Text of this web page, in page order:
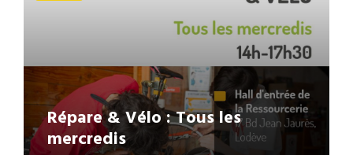
Répare & Vélo : Tous les
mercredis